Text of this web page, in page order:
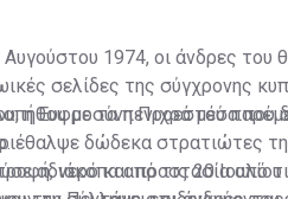
1974, οι άνδρες του
σελίδες της σύγχρονης
με τα πενιχρά μέσα που
η Ευφροσύνη Προεστού
δώδεκα στρατιώτες
νερό και προστασία από
αδιάκοπα από τις 20